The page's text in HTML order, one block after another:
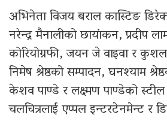
अभिनेता विजय बराल कास्टिङ
नरेन्द्र मैनालीको छायांकन, प्रदीप
कोरियोग्रफी, जयन जे वाइवा र
निमेष श्रेष्ठको सम्पादन, घनश्याम
केशव पाण्डे र लक्ष्मण पाण्डेको स्टील
चलचित्रलाई एप्पल इन्टरटेनमेन्ट र